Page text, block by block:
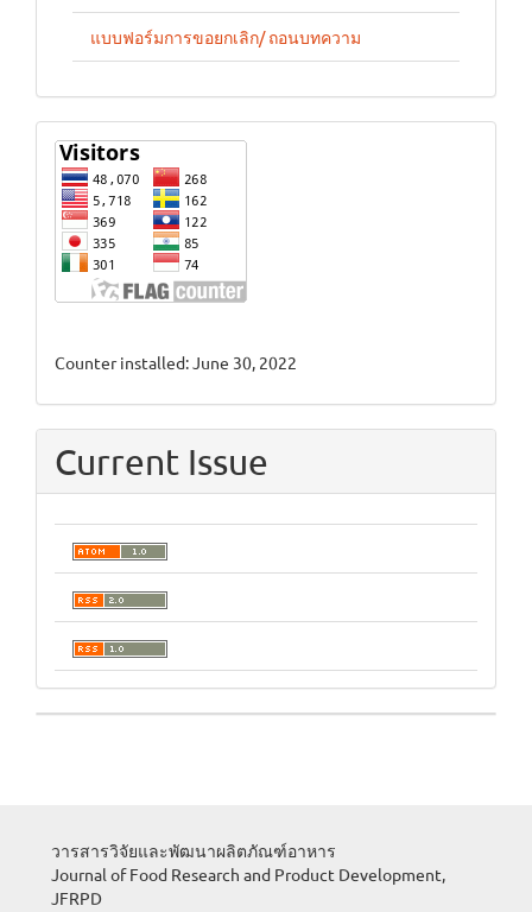
แบบฟอร์มการขอยกเลิก/ ถอนบทความ
stat
Counter installed: June 30, 2022
Current Issue
วารสารวิจัยและพัฒนาผลิตภัณฑ์อาหาร
Journal of Food Research and Product Development,
JFRPD